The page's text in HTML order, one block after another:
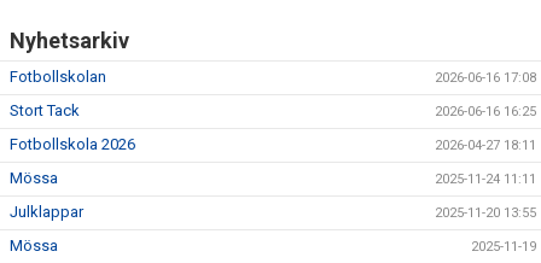
WEBSHOP
Nyhetsarkiv
Fotbollskolan 2026-06-16 17:08
Stort Tack 2026-06-16 16:25
Fotbollskola 2026 2026-04-27 18:11
Mössa 2025-11-24 11:11
Julklappar 2025-11-20 13:55
Mössa 2025-11-19